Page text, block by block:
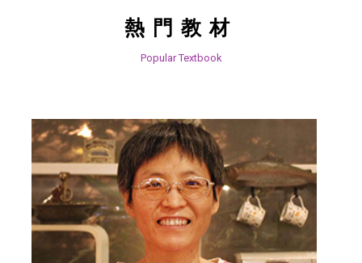
熱門教材
Popular Textbook